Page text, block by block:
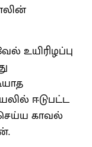
உயிரிழப்பு
ஈடுபட்ட
காவல்